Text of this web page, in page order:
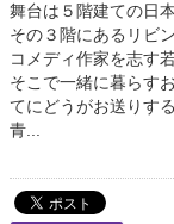
舞台は５階建ての日
その３階にあるリビ
コメディ作家を志す
そこで一緒に暮らす
てにどうがお送りす
青...